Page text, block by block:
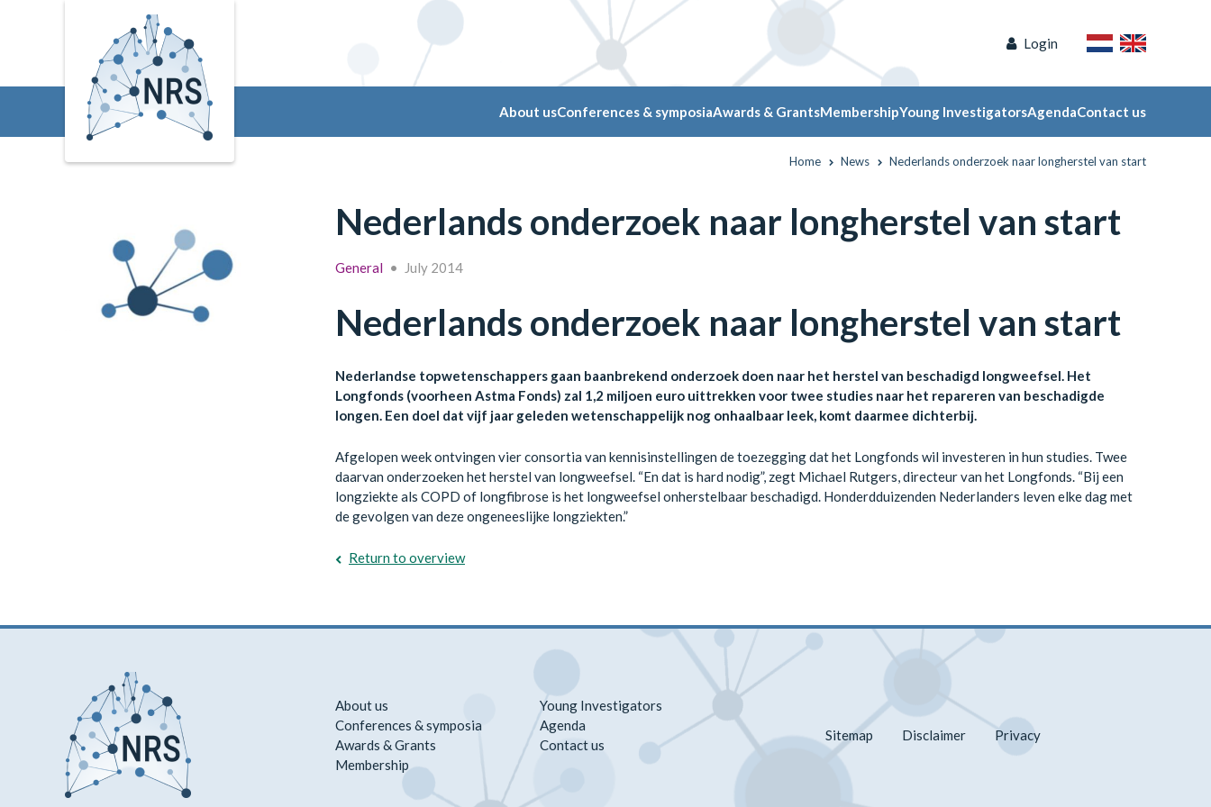
Login
About usConferences & symposiaAwards & GrantsMembershipYoung InvestigatorsAgendaContact us
Home News Nederlands onderzoek naar longherstel van start
Nederlands onderzoek naar longherstel van start
General • July 2014
Nederlands onderzoek naar longherstel van start
Nederlandse topwetenschappers gaan baanbrekend onderzoek doen naar het herstel van beschadigd longweefsel. Het
Longfonds (voorheen Astma Fonds) zal 1,2 miljoen euro uittrekken voor twee studies naar het repareren van beschadigde
longen. Een doel dat vijf jaar geleden wetenschappelijk nog onhaalbaar leek, komt daarmee dichterbij.
Afgelopen week ontvingen vier consortia van kennisinstellingen de toezegging dat het Longfonds wil investeren in hun studies. Twee
daarvan onderzoeken het herstel van longweefsel. “En dat is hard nodig”, zegt Michael Rutgers, directeur van het Longfonds. “Bij een
longziekte als COPD of longfibrose is het longweefsel onherstelbaar beschadigd. Honderdduizenden Nederlanders leven elke dag met
de gevolgen van deze ongeneeslijke longziekten.”
Return to overview
About us
Conferences & symposia
Awards & Grants
Membership
Young Investigators
Agenda
Contact us
Sitemap Disclaimer Privacy